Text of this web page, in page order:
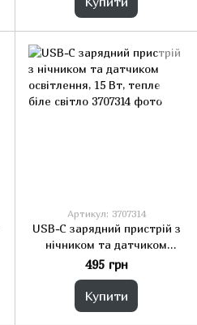
Артикул: 3707314
USB-C зарядний пристрій з
нічником та датчиком
освітлення, 15 Вт, тепле
біле світло
495 грн
Купити